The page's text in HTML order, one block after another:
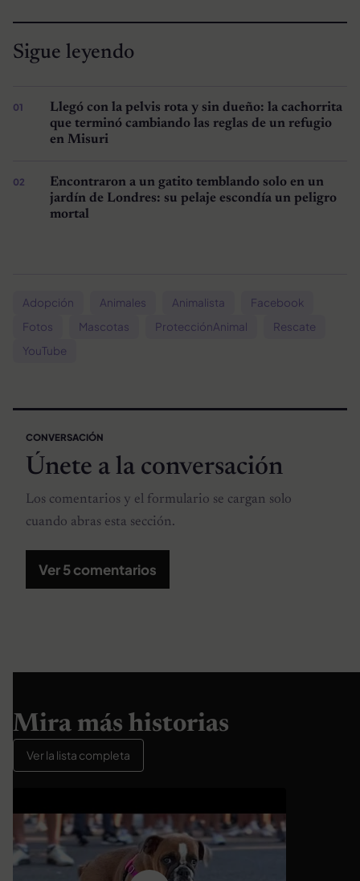
Sigue leyendo
Llegó con la pelvis rota y sin dueño: la cachorrita
que terminó cambiando las reglas de un refugio
en Misuri
Encontraron a un gatito temblando solo en un
jardín de Londres: su pelaje escondía un peligro
mortal
Adopción Animales Animalista
Facebook
Fotos
Mascotas ProtecciónAnimal
Rescate
YouTube
CONVERSACIÓN
Únete a la conversación
Los comentarios y el formulario se cargan solo
cuando abras esta sección.
Ver 5 comentarios
Mira más historias
Ver la lista completa